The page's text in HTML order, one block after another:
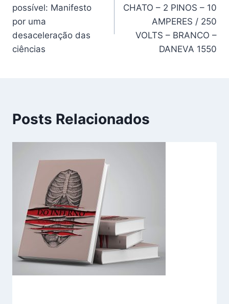
Post
possível: Manifesto
por uma
desaceleração das
ciências
CHATO – 2 PINOS – 10
AMPERES / 250
VOLTS – BRANCO –
DANEVA 1550
Posts Relacionados